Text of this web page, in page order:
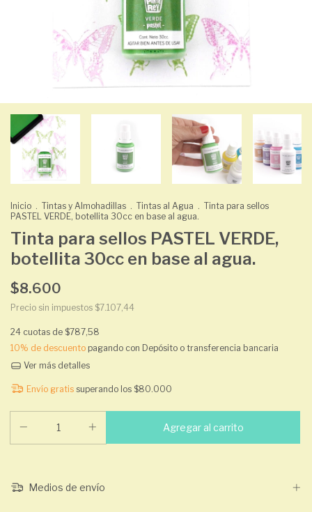
Inicio . Tintas y Almohadillas . Tintas al Agua . Tinta para sellos
PASTEL VERDE, botellita 30cc en base al agua.
Tinta para sellos PASTEL VERDE,
botellita 30cc en base al agua.
$8.600
Precio sin impuestos $7.107,44
24 cuotas de $787,58
10% de descuento pagando con Depósito o transferencia bancaria
Ver más detalles
Envío gratis superando los $80.000
Medios de envío